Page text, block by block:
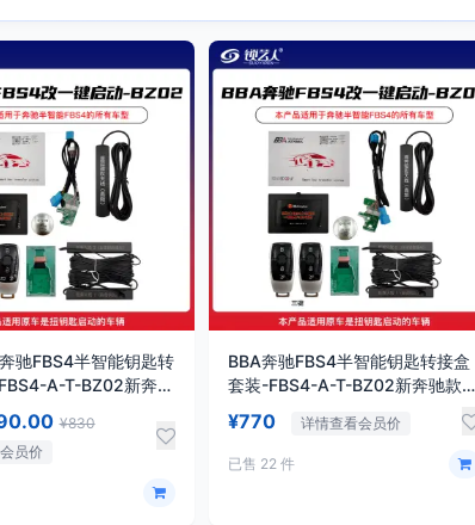
驰FBS4半智能钥匙转
A-T-BZ02新奔驰
¥830
员价
BBA奔驰FBS4半智能钥匙转接盒
套装-FBS4-A-T-BZ02新奔驰款3
¥770 详情查看会员价
已售 22 件